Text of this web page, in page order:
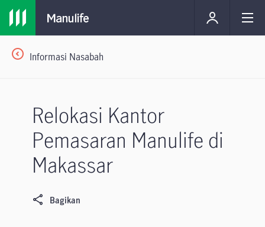
Informasi Nasabah
Relokasi Kantor
Pemasaran Manulife di
Makassar
Bagikan